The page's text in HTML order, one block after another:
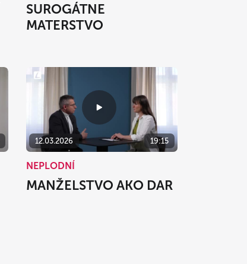
SUROGÁTNE
MATERSTVO
12.03.2026 19:15
NEPLODNÍ
MANŽELSTVO AKO DAR